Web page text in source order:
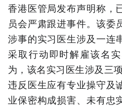
香港医管局发布声明称，
员会严肃跟进事件。该委
涉事的实习医生涉及一连
采取行动即时解雇该名
为，该名实习医生涉及三
违反医生应有专业操守及
业保密构成损害、未有忠